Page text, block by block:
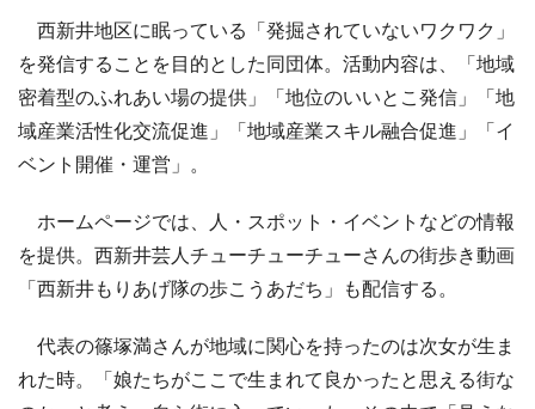
西新井地区に眠っている「発掘されていないワクワク」
を発信することを目的とした同団体。活動内容は、「地域
密着型のふれあい場の提供」「地位のいいとこ発信」「地
域産業活性化交流促進」「地域産業スキル融合促進」「イ
ベント開催・運営」。
ホームページでは、人・スポット・イベントなどの情報
を提供。西新井芸人チューチューチューさんの街歩き動画
「西新井もりあげ隊の歩こうあだち」も配信する。
代表の篠塚満さんが地域に関心を持ったのは次女が生ま
れた時。「娘たちがここで生まれて良かったと思える街な